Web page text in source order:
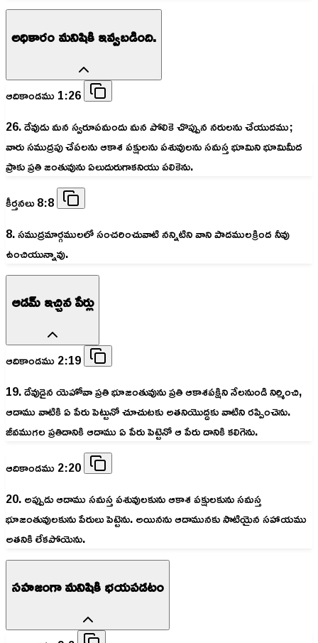
అధికారం మనిషికి ఇవ్వబడింది.
ఆదికాండము 1:26
26. దేవుడు మన స్వరూపమందు మన పోలికె చొప్పున నరులను చేయుదము;
వారు సముద్రపు చేపలను ఆకాశ పక్షులను పశువులను సమస్త భూమిని భూమిమీద
ప్రాకు ప్రతి జంతువును ఏలుదురుగాకనియు పలికెను.
కీర్తనలు 8:8
8. సముద్రమార్గములలో సంచరించువాటి నన్నిటిని వాని పాదములక్రింద నీవు
ఉంచియున్నావు.
ఆడమ్ ఇచ్చిన పేర్లు
ఆదికాండము 2:19
19. దేవుడైన యెహోవా ప్రతి భూజంతువును ప్రతి ఆకాశపక్షిని నేలనుండి నిర్మించి,
ఆదాము వాటికి ఏ పేరు పెట్టునో చూచుటకు అతనియొద్దకు వాటిని రప్పించెను.
జీవముగల ప్రతిదానికి ఆదాము ఏ పేరు పెట్టెనో ఆ పేరు దానికి కలిగెను.
ఆదికాండము 2:20
20. అప్పుడు ఆదాము సమస్త పశువులకును ఆకాశ పక్షులకును సమస్త
భూజంతువులకును పేరులు పెట్టెను. అయినను ఆదామునకు సాటియైన సహాయము
అతనికి లేకపోయెను.
సహజంగా మనిషికి భయపడటం